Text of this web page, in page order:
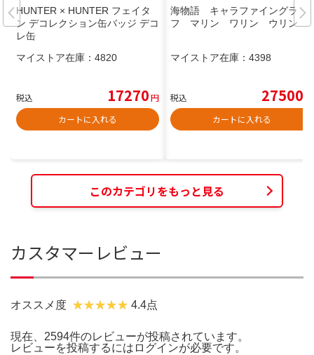
HUNTER × HUNTER フェイタ
ン デコレクション缶バッジ デコ
レ缶
マイストア在庫： 4820
税込 17270円
カートに入れる
海物語 キャラファイングラ
フ マリン ワリン ウリン
マイストア在庫： 4398
税込 27500
カートに入れる
このカテゴリをもっと見る
カスタマーレビュー
オススメ度 4.4点
現在、2594件のレビューが投稿されています。
レビューを投稿するには ログインが必要です。